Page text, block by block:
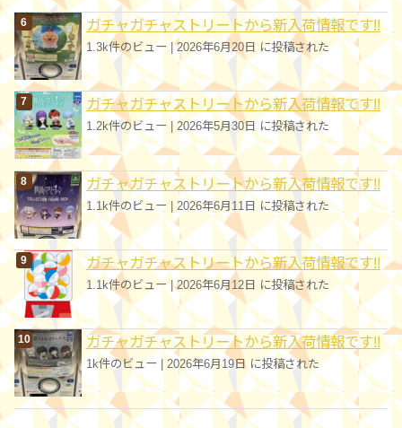
ガチャガチャストリートから新入荷情報です!!
1.3k件のビュー|2026年6月20日 に投稿された
ガチャガチャストリートから新入荷情報です!!
1.2k件のビュー |2026年5月30日 に投稿された
ガチャガチャストリートから新入荷情報です!!
1.1k件のビュー | 2026年6月11日 に投稿された
ガチャガチャストリートから新入荷情報です!!
1.1k件のビュー|2026年6月12日 に投稿された
ガチャガチャストリートから新入荷情報です!!
1k件のビュー 2026年6月19日 に投稿された